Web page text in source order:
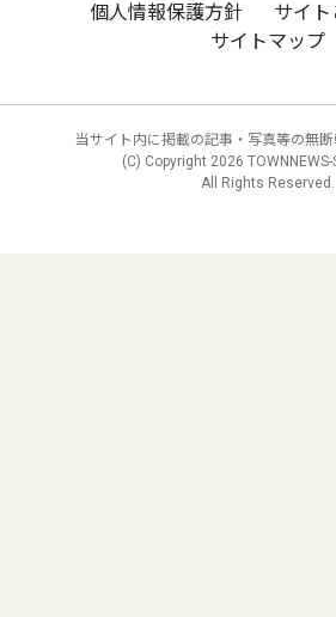
個人情報保護方針
サイ
サイトマップ
当サイト内に掲載の記事・写真等の無断
(C) Copyright 2026 TOWNNEWS-
All Rights Reserved.